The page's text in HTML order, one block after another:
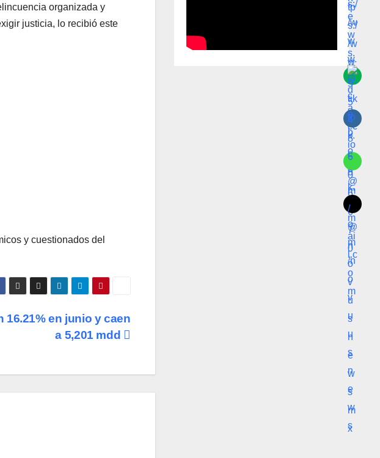
organizada y
justicia, lo recibió este
y cuestionados del
16.21% en junio y caen
a 5,201 mdd